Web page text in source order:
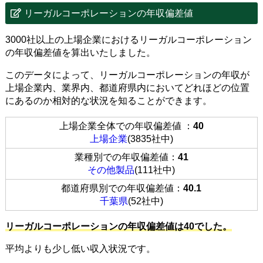
リーガルコーポレーションの年収偏差値
3000社以上の上場企業におけるリーガルコーポレーション
の年収偏差値を算出いたしました。
このデータによって、リーガルコーポレーションの年収が
上場企業内、業界内、都道府県内においてどれほどの位置
にあるのか相対的な状況を知ることができます。
上場企業全体での年収偏差値 ： 40
上場企業(3835社中)
業種別での年収偏差値： 41
その他製品(111社中)
都道府県別での年収偏差値：40.1
千葉県(52社中)
リーガルコーポレーションの年収偏差値は40でした。
平均よりも少し低い収入状況です。